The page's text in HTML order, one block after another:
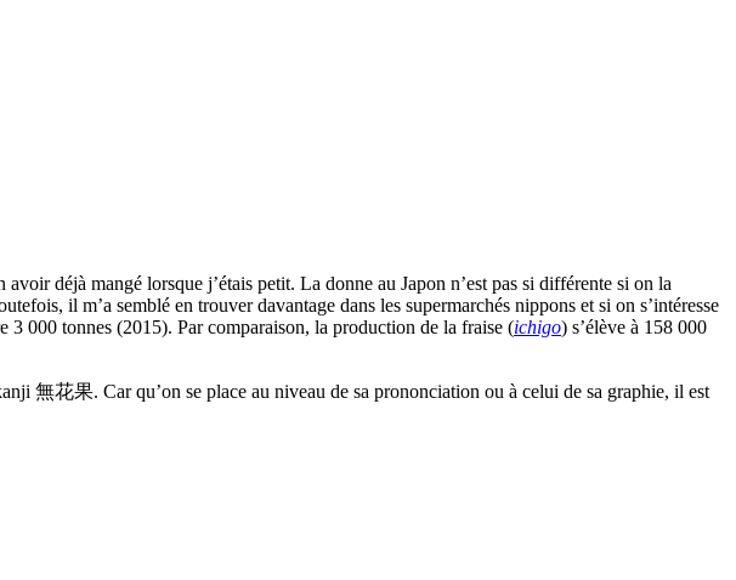
déjà mangé lorsque j’étais petit. La donne au Japon n’est pas si différente si on la
il m’a semblé en trouver davantage dans les supermarchés nippons et si on s’intéresse
3 000 tonnes (2015). Par comparaison, la production de la fraise (ichigo) s’élève à 158 000
無花果. Car qu’on se place au niveau de sa prononciation ou à celui de sa graphie, il est